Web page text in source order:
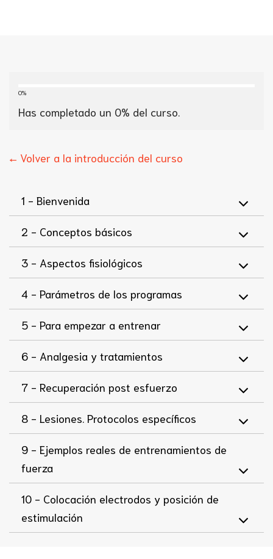
0%
Has completado un 0% del curso.
← Volver a la introducción del curso
1 - Bienvenida
2 - Conceptos básicos
3 - Aspectos fisiológicos
4 - Parámetros de los programas
5 - Para empezar a entrenar
6 - Analgesia y tratamientos
7 - Recuperación post esfuerzo
8 - Lesiones. Protocolos específicos
9 - Ejemplos reales de entrenamientos de
fuerza
10 - Colocación electrodos y posición de
estimulación